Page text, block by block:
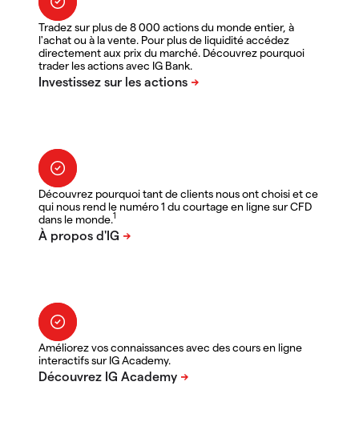
Tradez sur plus de 8 000 actions du monde entier, à
l'achat ou à la vente. Pour plus de liquidité accédez
directement aux prix du marché. Découvrez pourquoi
trader les actions avec IG Bank.
Découvrez pourquoi tant de clients nous ont choisi et ce
qui nous rend le numéro 1 du courtage en ligne sur CFD
dans le monde.1
Améliorez vos connaissances avec des cours en ligne
interactifs sur IG Academy.